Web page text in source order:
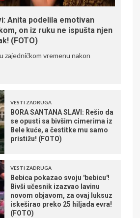
Anita podelila emotivan
on iz ruku ne ispušta njen
(FOTO)
zajedničkom vremenu nakon
VESTI ZADRUGA
BORA SANTANA SLAVI: Rešio da
se opusti sa bivšim cimerima iz
Bele kuće, a čestitke mu samo
pristižu! (FOTO)
VESTI ZADRUGA
Bebica pokazao svoju 'bebicu'!
Bivši učesnik izazvao lavinu
novom objavom, za ovaj luksuz
iskeširao preko 25 hiljada evra!
(FOTO)